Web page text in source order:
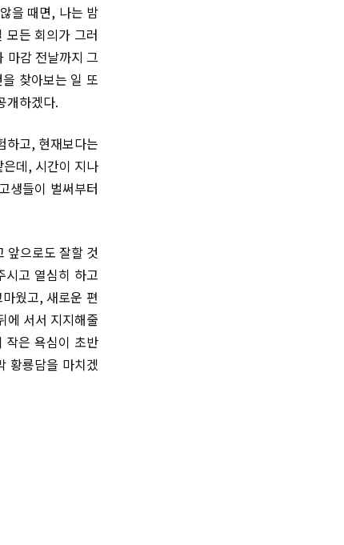
을 때면, 나는 밤
든 회의가 그러
마감 전날까지 그
찾아보는 일 또
개하겠다.
하고, 현재보다는
데, 시간이 지나
생들이 벌써부터
앞으로도 잘할 것
시고 열심히 하고
웠고, 새로운 편
에 서서 지지해줄
작은 욕심이 초반
황룡담을 마치겠